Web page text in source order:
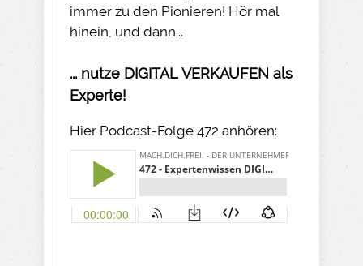
immer zu den Pionieren! Hör mal
hinein, und dann...
... nutze DIGITAL VERKAUFEN als
Experte!
Hier Podcast-Folge 472 anhören: